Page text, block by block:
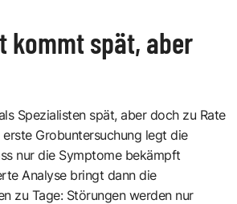
kommt spät, aber
Spezialisten spät, aber doch zu Rate
Grobuntersuchung legt die
nur die Symptome bekämpft
Analyse bringt dann die
zu Tage: Störungen werden nur